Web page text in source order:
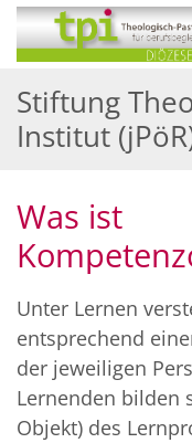
Zum Inhalt springen
Stiftung
Institut
Was ist
Unter Lernen
entsprechend
der jeweiligen
Lernenden bilden
Objekt) des